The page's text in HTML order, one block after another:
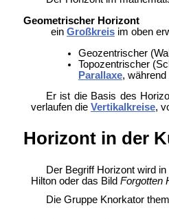
Geometrischer Horizont
ein Großkreisim oben
Geozentrischer
Topozentrischer
Parallaxe, während
Er ist die Basis des
verlaufen die Vertikalkreise,
Horizont in der
Der Begriff Horizont wird
Hilton oder das Bild Forgotten
Die Gruppe Knorkator